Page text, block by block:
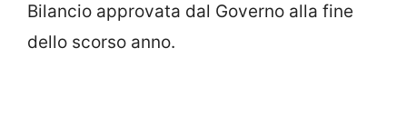
Bilancio approvata dal Governo alla fine
dello scorso anno.